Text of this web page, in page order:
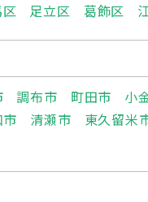
足立区 葛飾区
調布市 町田市 小
清瀬市 東久留米